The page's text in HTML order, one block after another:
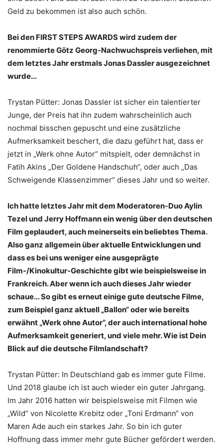
Geld zu bekommen ist also auch schön.
Bei den FIRST STEPS AWARDS wird zudem der
renommierte Götz Georg-Nachwuchspreis verliehen, mit
dem letztes Jahr erstmals Jonas Dassler ausgezeichnet
wurde…
Trystan Pütter: Jonas Dassler ist sicher ein talentierter
Junge, der Preis hat ihn zudem wahrscheinlich auch
nochmal bisschen gepuscht und eine zusätzliche
Aufmerksamkeit beschert, die dazu geführt hat, dass er
jetzt in „Werk ohne Autor“ mitspielt, oder demnächst in
Fatih Akins „Der Goldene Handschuh“, oder auch „Das
Schweigende Klassenzimmer“ dieses Jahr und so weiter.
Ich hatte letztes Jahr mit dem Moderatoren-Duo Aylin
Tezel und Jerry Hoffmann ein wenig über den deutschen
Film geplaudert, auch meinerseits ein beliebtes Thema.
Also ganz allgemein über aktuelle Entwicklungen und
dass es bei uns weniger eine ausgeprägte
Film-/Kinokultur-Geschichte gibt wie beispielsweise in
Frankreich. Aber wenn ich auch dieses Jahr wieder
schaue… So gibt es erneut einige gute deutsche Filme,
zum Beispiel ganz aktuell „Ballon“ oder wie bereits
erwähnt „Werk ohne Autor“, der auch international hohe
Aufmerksamkeit generiert, und viele mehr. Wie ist Dein
Blick auf die deutsche Filmlandschaft?
Trystan Pütter: In Deutschland gab es immer gute Filme.
Und 2018 glaube ich ist auch wieder ein guter Jahrgang.
Im Jahr 2016 hatten wir beispielsweise mit Filmen wie
„Wild“ von Nicolette Krebitz oder „Toni Erdmann“ von
Maren Ade auch ein starkes Jahr. So bin ich guter
Hoffnung dass immer mehr gute Bücher gefördert werden.